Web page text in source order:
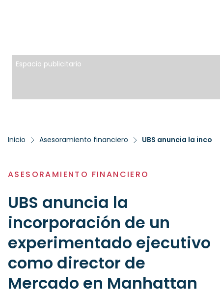
Espacio publicitario
Inicio Asesoramiento financiero
ASESORAMIENTO FINANCIERO
UBS anuncia la
incorporación de un
experimentado ejecutivo
como director de
Mercado en Manhattan